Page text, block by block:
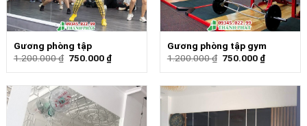
Gương phòng tập
1.200.000₫ 750.000 ₫
Gương phòng tập gym
1.200.000₫ 750.000 ₫